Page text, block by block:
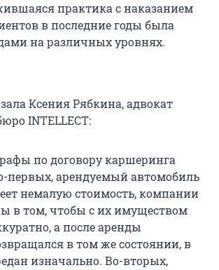
практика с наказанием
в последние годы была
на различных уровнях.
Ксения Рябкина, адвокат
INTELLECT:
по договору каршеринга
первых, арендуемый автомобиль
немалую стоимость, компании
в том, чтобы с их имуществом
а после аренды
в том же состоянии, в
изначально. Во-вторых,